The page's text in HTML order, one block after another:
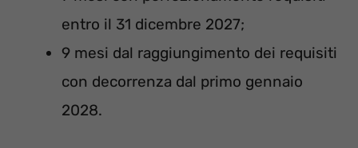
entro il 31 dicembre 2027;
9 mesi dal raggiungimento dei requisiti
con decorrenza dal primo gennaio
2028.